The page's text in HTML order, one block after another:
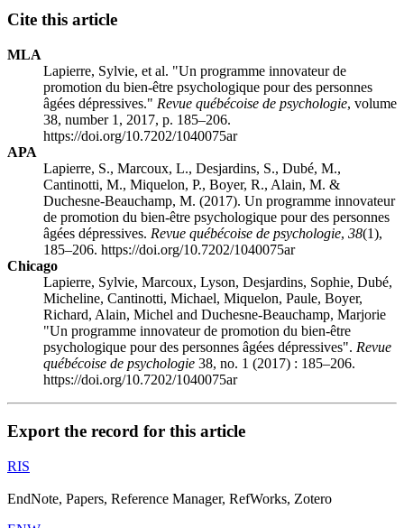
Cite this article
MLA
Lapierre, Sylvie, et al. "Un programme innovateur de
promotion du bien-être psychologique pour des personnes
âgées dépressives." Revue québécoise de psychologie, volume
38, number 1, 2017, p. 185–206.
https://doi.org/10.7202/1040075ar
APA
Lapierre, S., Marcoux, L., Desjardins, S., Dubé, M.,
Cantinotti, M., Miquelon, P., Boyer, R., Alain, M. &
Duchesne-Beauchamp, M. (2017). Un programme innovateur
de promotion du bien-être psychologique pour des personnes
âgées dépressives. Revue québécoise de psychologie, 38(1),
185–206. https://doi.org/10.7202/1040075ar
Chicago
Lapierre, Sylvie, Marcoux, Lyson, Desjardins, Sophie, Dubé,
Micheline, Cantinotti, Michael, Miquelon, Paule, Boyer,
Richard, Alain, Michel and Duchesne-Beauchamp, Marjorie
"Un programme innovateur de promotion du bien-être
psychologique pour des personnes âgées dépressives". Revue
québécoise de psychologie 38, no. 1 (2017) : 185–206.
https://doi.org/10.7202/1040075ar
Export the record for this article
RIS
EndNote, Papers, Reference Manager, RefWorks, Zotero